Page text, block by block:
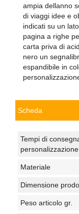
ampia dellanno
di viaggi idee e
indicati su un
pagina a righe
carta priva di
nero un
espandibile in
Scheda
Tempi di
personalizzazione
Materiale
Dimensione
Peso articolo gr.